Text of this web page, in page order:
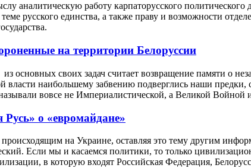
аналитическую работу карпаторусского политического
русского единства, а также праву и возможности
на территории Белоруссии
основных своих задач считает возвращение памяти о
власти наибольшему забвению подверглись наши
вовсе не Империалистической, а Великой Войной
о «евромайдане»
на Украине, оставляя это тему другим
Если мы и касаемся политики, то только
в которую входят Российская Федерация,